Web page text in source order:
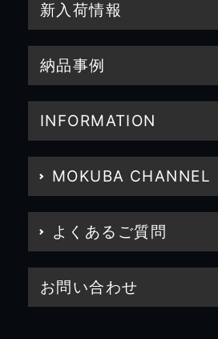
新入荷情報
納品事例
INFORMATION
MOKUBA CHANNEL
よくあるご質問
お問い合わせ